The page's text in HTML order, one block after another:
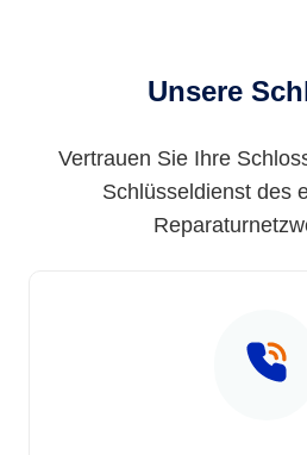
Unsere
Vertrauen Sie Ihre
Schlüsseldienst des